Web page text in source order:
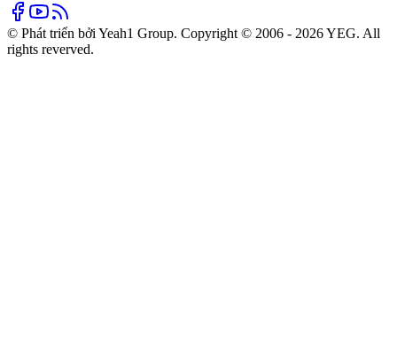
© Phát triển bởi Yeah1 Group. Copyright © 2006 - 2026 YEG. All
rights reverved.